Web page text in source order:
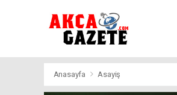
Anasayfa Asayiş